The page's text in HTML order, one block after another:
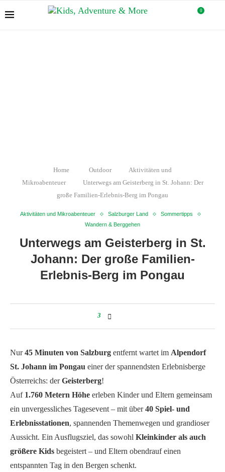
0
Home Outdoor
Aktivitäten und
Mikroabenteuer
Unterwegs am Geisterberg in St. Johann: Der
große Familien-Erlebnis-Berg im Pongau
Aktivitäten und Mikroabenteuer Salzburger Land
Sommertipps
Wandern & Berggehen
Unterwegs am Geisterberg in St.
Johann: Der große Familien-
Erlebnis-Berg im Pongau
3
Nur45 Minuten von Salzburg entfernt wartet im Alpendorf
St. Johann im Pongau einer der spannendsten Erlebnisberge
Österreichs: derGeisterberg!
Auf 1.760 Metern Höhe erleben Kinder und Eltern gemeinsam
ein unvergessliches Tagesevent – mit über40 Spiel- und
Erlebnisstationen, spannenden Themenwegen und grandioser
Aussicht. Ein Ausflugsziel, das sowohl Kleinkinder als auch
größere Kids begeistert – und Eltern obendrauf einen
entspannten Tag in den Bergen schenkt.